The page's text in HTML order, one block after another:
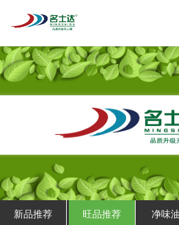
新品推荐 旺品推荐 净味